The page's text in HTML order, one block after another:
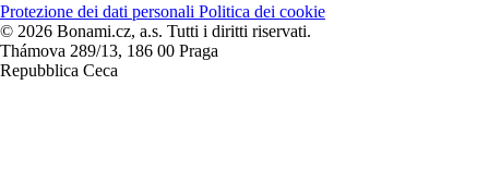
Protezione dei dati personali Politica dei cookie
© 2026 Bonami.cz, a.s. Tutti i diritti riservati.
Thámova 289/13, 186 00 Praga
Repubblica Ceca